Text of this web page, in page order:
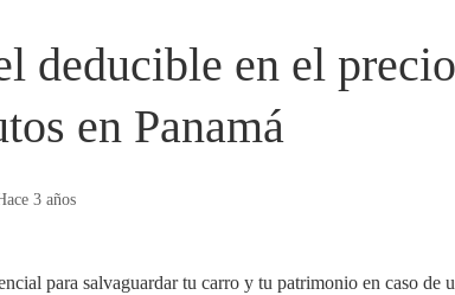
deducible en el
en Panamá
3 años
para salvaguardar tu carro y tu patrimonio en caso de